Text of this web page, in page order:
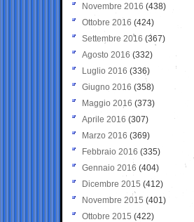
Novembre 2016 (438)
Ottobre 2016 (424)
Settembre 2016 (367)
Agosto 2016 (332)
Luglio 2016 (336)
Giugno 2016 (358)
Maggio 2016 (373)
Aprile 2016 (307)
Marzo 2016 (369)
Febbraio 2016 (335)
Gennaio 2016 (404)
Dicembre 2015 (412)
Novembre 2015 (401)
Ottobre 2015 (422)